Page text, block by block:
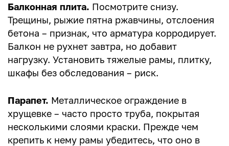
Балконная плита. Посмотрите снизу.
Трещины, рыжие пятна ржавчины, отслоения
бетона – признак, что арматура корродирует.
Балкон не рухнет завтра, но добавит
нагрузку. Установить тяжелые рамы, плитку,
шкафы без обследования – риск.
Парапет. Металлическое ограждение в
хрущевке – часто просто труба, покрытая
несколькими слоями краски. Прежде чем
крепить к нему рамы убедитесь, что оно в